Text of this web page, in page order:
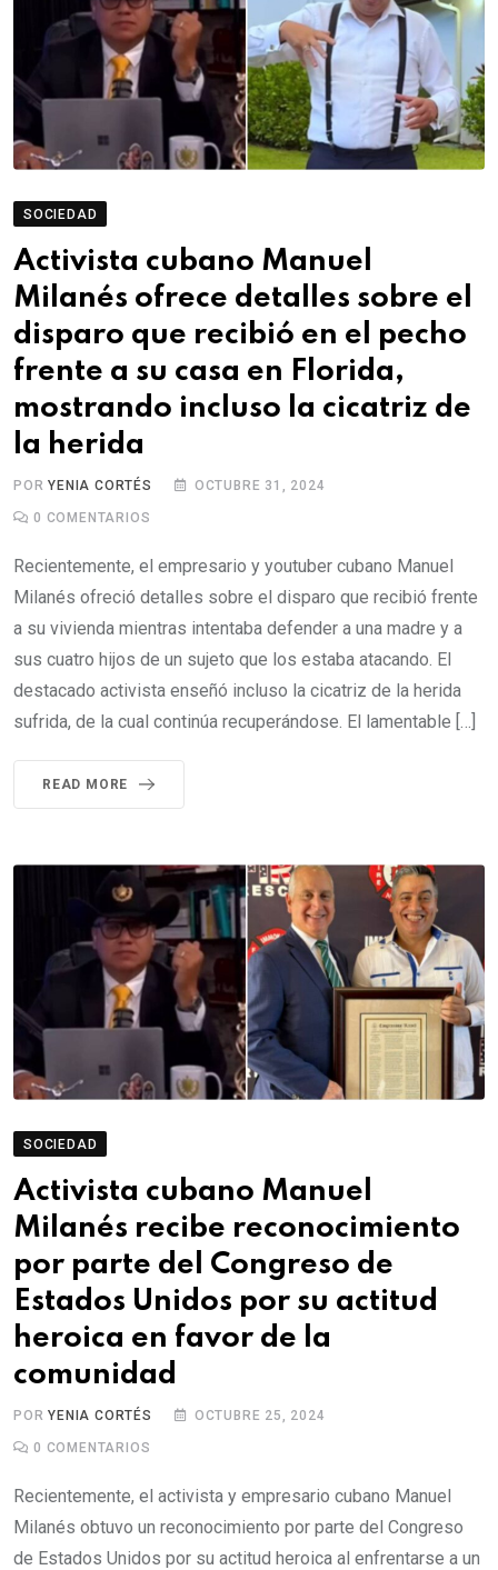
SOCIEDAD
Activista cubano Manuel
Milanés ofrece detalles sobre el
disparo que recibió en el pecho
frente a su casa en Florida,
mostrando incluso la cicatriz de
la herida
PORYENIA CORTÉS OCTUBRE 31, 2024
0 COMENTARIOS
Recientemente, el empresario y youtuber cubano Manuel
Milanés ofreció detalles sobre el disparo que recibió frente
a su vivienda mientras intentaba defender a una madre y a
sus cuatro hijos de un sujeto que los estaba atacando. El
destacado activista enseñó incluso la cicatriz de la herida
sufrida, de la cual continúa recuperándose. El lamentable […]
READ MORE
SOCIEDAD
Activista cubano Manuel
Milanés recibe reconocimiento
por parte del Congreso de
Estados Unidos por su actitud
heroica en favor de la
comunidad
PORYENIA CORTÉS OCTUBRE 25, 2024
0 COMENTARIOS
Recientemente, el activista y empresario cubano Manuel
Milanés obtuvo un reconocimiento por parte del Congreso
de Estados Unidos por su actitud heroica al enfrentarse a un